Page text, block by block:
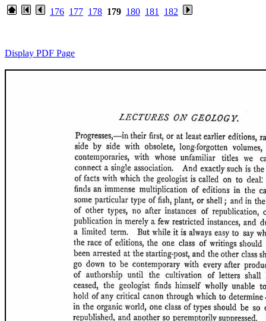
176 177 178 179 180 181 182
Display PDF Page